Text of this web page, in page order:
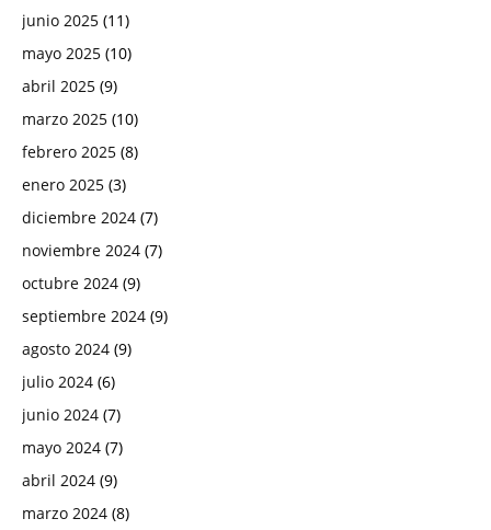
junio 2025 (11)
mayo 2025 (10)
abril 2025 (9)
marzo 2025 (10)
febrero 2025 (8)
enero 2025 (3)
diciembre 2024 (7)
noviembre 2024 (7)
octubre 2024 (9)
septiembre 2024 (9)
agosto 2024 (9)
julio 2024 (6)
junio 2024 (7)
mayo 2024 (7)
abril 2024 (9)
marzo 2024 (8)